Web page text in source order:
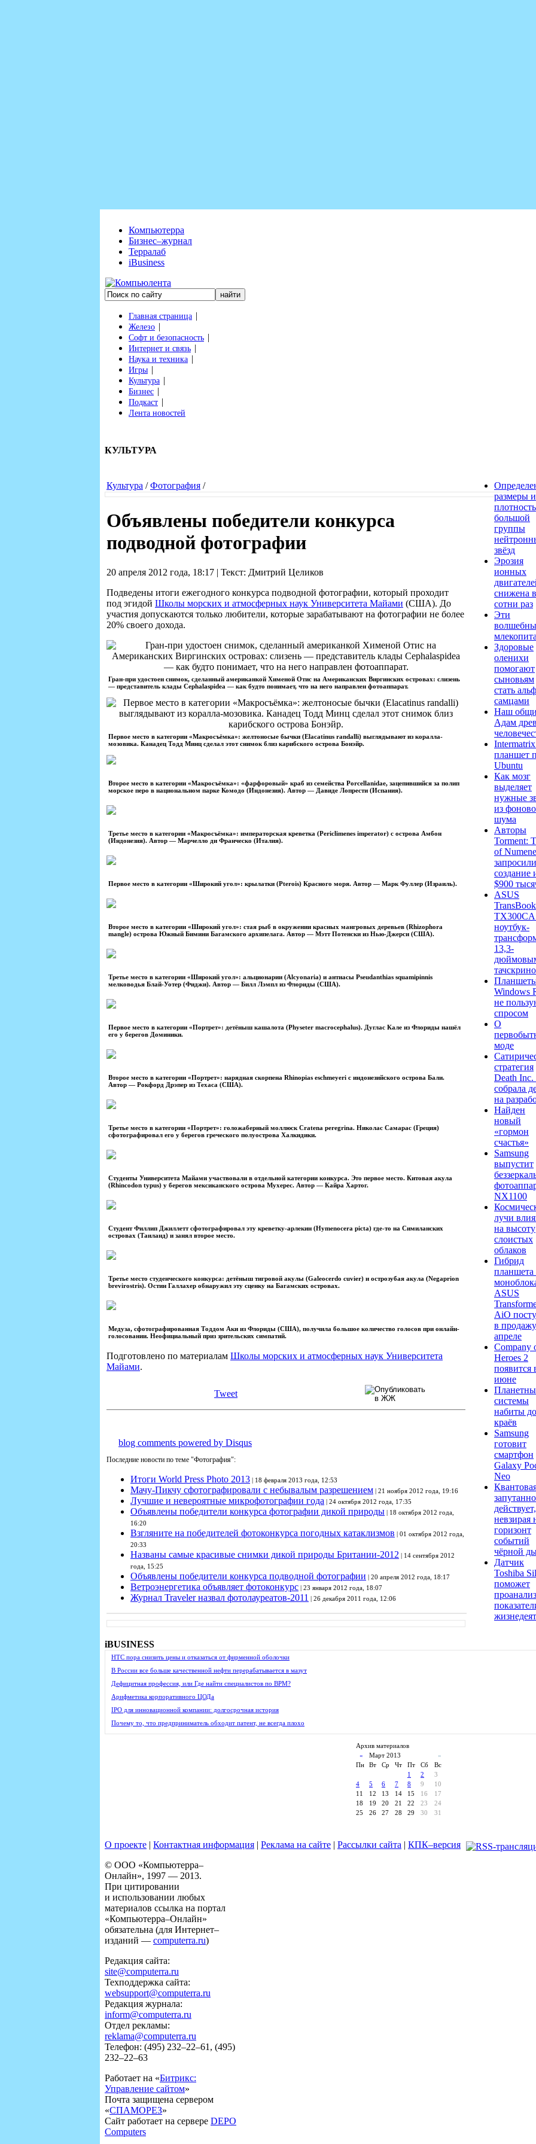
Компьютерра
Бизнес–журнал
Терралаб
iBusiness
Главная страница |
Железо |
Софт и безопасность |
Интернет и связь |
Наука и техника |
Игры |
Культура |
Бизнес |
Подкаст |
Лента новостей
КУЛЬТУРА
Культура /Фотография /
Объявлены победители конкурса
подводной фотографии
20 апреля 2012 года, 18:17 | Текст: Дмитрий Целиков
Подведены итоги ежегодного конкурса подводной фотографии, который проходит
под эгидой Школы морских и атмосферных наук Университета Майами (США). До
участия допускаются только любители, которые зарабатывают на фотографии не более
20% своего дохода.
Гран-при удостоен снимок, сделанный американкой Хименой Отис на Американских Виргинских островах: слизень
— представитель клады Cephalaspidea — как будто понимает, что на него направлен фотоаппарат.
Первое место в категории «Макросъёмка»: желтоносые бычки (Elacatinus randalli) выглядывают из коралла-
мозовика. Канадец Тодд Минц сделал этот снимок близ карибского острова Бонэйр.
Второе место в категории «Макросъёмка»: «фарфоровый» краб из семейства Porcellanidae, зацепившийся за полип
морское перо в национальном парке Комодо (Индонезия). Автор — Давиде Лопрести (Испания).
Третье место в категории «Макросъёмка»: императорская креветка (Periclimenes imperator) с острова Амбон
(Индонезия). Автор — Марчелло ди Франческо (Италия).
Первое место в категории «Широкий угол»: крылатки (Pterois) Красного моря. Автор — Марк Фуллер (Израиль).
Второе место в категории «Широкий угол»: стая рыб в окружении красных мангровых деревьев (Rhizophora
mangle) острова Южный Бимини Багамского архипелага. Автор — Мэтт Потенски из Нью-Джерси (США).
Третье место в категории «Широкий угол»: альционарии (Alcyonaria) и антиасы Pseudanthias squamipinnis
мелководья Блай-Уотер (Фиджи). Автор — Билл Лэмпл из Флориды (США).
Первое место в категории «Портрет»: детёныш кашалота (Physeter macrocephalus). Дуглас Кале из Флориды нашёл
его у берегов Доминики.
Второе место в категории «Портрет»: нарядная скорпена Rhinopias eschmeyeri с индонезийского острова Бали.
Автор — Рокфорд Дрэпер из Техаса (США).
Третье место в категории «Портрет»: голожаберный моллюск Cratena peregrina. Николас Самарас (Греция)
сфотографировал его у берегов греческого полуострова Халкидики.
Студенты Университета Майами участвовали в отдельной категории конкурса. Это первое место. Китовая акула
(Rhincodon typus) у берегов мексиканского острова Мухерес. Автор — Кайра Хартог.
Студент Филлип Джиллетт сфотографировал эту креветку-арлекин (Hymenocera picta) где-то на Симиланских
островах (Таиланд) и занял второе место.
Третье место студенческого конкурса: детёныш тигровой акулы (Galeocerdo cuvier) и острозубая акула (Negaprion
brevirostris). Остин Галлахер обнаружил эту сценку на Багамских островах.
Медуза, сфотографированная Тоддом Аки из Флориды (США), получила большое количество голосов при онлайн-
голосовании. Неофициальный приз зрительских симпатий.
Подготовлено по материалам Школы морских и атмосферных наук Университета
Майами.
Tweet
blog comments powered by Disqus
Последние новости по теме "Фотография":
Итоги World Press Photo 2013 | 18 февраля 2013 года, 12:53
Мачу-Пикчу сфотографировали с небывалым разрешением | 21 ноября 2012 года, 19:16
Лучшие и невероятные микрофотографии года | 24 октября 2012 года, 17:35
Объявлены победители конкурса фотографии дикой природы | 18 октября 2012 года,
16:20
Взгляните на победителей фотоконкурса погодных катаклизмов | 01 октября 2012 года,
20:33
Названы самые красивые снимки дикой природы Британии-2012 | 14 сентября 2012
года, 15:25
Объявлены победители конкурса подводной фотографии | 20 апреля 2012 года, 18:17
Ветроэнергетика объявляет фотоконкурс | 23 января 2012 года, 18:07
Журнал Traveler назвал фотолауреатов-2011 | 26 декабря 2011 года, 12:06
размеры и
плотность
большой
группы
звёзд
Эрозия
ионных
снижена в
сотни раз
Эти
Здоровые
оленихи
помогают
сыновьям
стать
самцами
Наш
Адам
планшет
Ubuntu
Как мозг
выделяет
нужные
из
шума
Авторы
Torment:
of
создание
$900
ASUS
TransBook
ноутбук-
13,3-
Windows
не
спросом
О
моде
стратегия
Death Inc.
собрала
на
Найден
новый
«гормон
счастья»
Samsung
выпустит
NX1100
лучи
на высоту
слоистых
облаков
Гибрид
планшета
ASUS
AiO
в
апреле
Company
Heroes 2
появится
июне
системы
набиты до
краёв
Samsung
готовит
смартфон
Galaxy
Neo
действует,
невзирая
горизонт
событий
чёрной
Датчик
Toshiba
поможет
iBUSINESS
HTC пора снизить цены и отказаться от фирменной оболочки
В России все больше качественной нефти перерабатывается в мазут
Дефицитная профессия, или Где найти специалистов по BPM?
Арифметика корпоративного ЦОДа
IPO для инновационной компании: долгосрочная история
Почему то, что предприниматель обходит патент, не всегда плохо
Архив материалов
«
Март 2013
»
Пн
Вт Ср Чт Пт Сб
Вс
1
2
3
4
5 6 7 8 9
10
11
12 13 14 15 16
17
18
19 20 21 22 23
24
25
26 27 28 29 30 31
О проекте | Контактная информация | Реклама на сайте | Рассылки сайта | КПК–версия
© ООО «Компьютерра–
Онлайн», 1997 — 2013.
При цитировании
и использовании любых
материалов ссылка на портал
«Компьютерра–Онлайн»
обязательна (для Интернет–
изданий — computerra.ru)
Редакция сайта:
site@computerra.ru
Техподдержка сайта:
websupport@computerra.ru
Редакция журнала:
inform@computerra.ru
Отдел рекламы:
reklama@computerra.ru
Телефон: (495) 232–22–61, (495)
232–22–63
Работает на «Битрикс:
Управление сайтом»
Почта защищена сервером
«СПАМОРЕЗ»
Сайт работает на сервере DEPO
Computers